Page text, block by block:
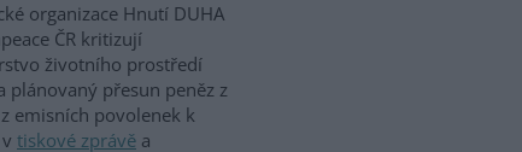
organizace Hnutí DUHA
ČR kritizují
životního prostředí
plánovaný přesun peněz z
emisních povolenek k
tiskové zprávě a